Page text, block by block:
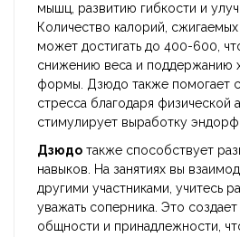
мышц, развитию гибкости и
Количество калорий,
может достигать до 400-600,
снижению веса и поддержанию
формы. Дзюдо также помогает
стресса благодаря физической
стимулирует выработку
Дзюдо также способствует
навыков. На занятиях вы
другими участниками, учитесь
уважать соперника. Это
общности и принадлежности,